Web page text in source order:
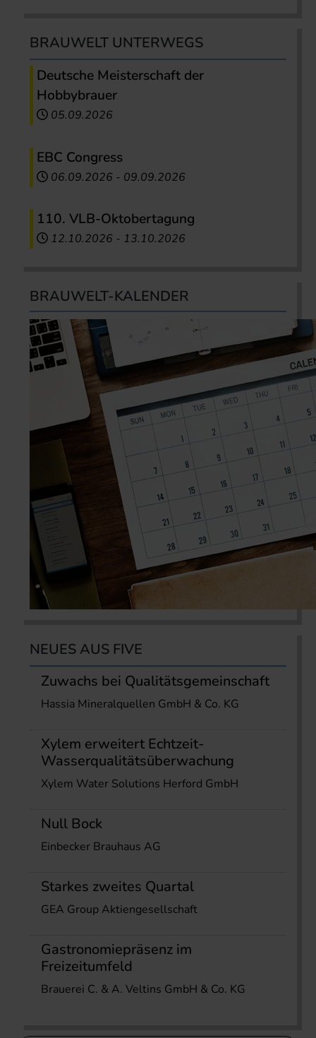
BRAUWELT UNTERWEGS
Deutsche Meisterschaft der
Hobbybrauer
05.09.2026
EBC Congress
06.09.2026 - 09.09.2026
110. VLB-Oktobertagung
12.10.2026 - 13.10.2026
BRAUWELT-KALENDER
NEUES AUS FIVE
Zuwachs bei Qualitätsgemeinschaft
Hassia Mineralquellen GmbH & Co. KG
Xylem erweitert Echtzeit-
Wasserqualitätsüberwachung
Xylem Water Solutions Herford GmbH
Null Bock
Einbecker Brauhaus AG
Starkes zweites Quartal
GEA Group Aktiengesellschaft
Gastronomiepräsenz im
Freizeitumfeld
Brauerei C. & A. Veltins GmbH & Co. KG